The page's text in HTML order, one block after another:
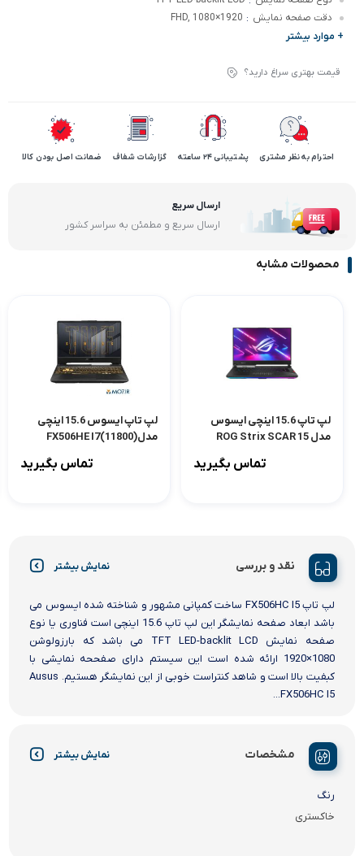
دقت صفحه نمایش :
FHD, 1080×1920
+ موارد بیشتر
قیمت بهتری سراغ دارید؟
احترام به نظر مشتری پشتیبانی 24 ساعته گزارشات شفاف ضمانت اصل بودن کالا
ارسال سریع
ارسال سریع و مطمئن به سراسر کشور
محصولات مشابه
لپ تاپ 15.6 اینچی ایسوس
مدل ROG Strix SCAR 15
تماس بگیرید
لپ تاپ ایسوس 15.6 اینچی
مدلFX506HE I7(11800)
تماس بگیرید
نقد و بررسی نمایش بیشتر
لپ تاپ FX506HC I5 ساخت کمپانی مشهور و شناخته شده ایسوس می
باشد ابعاد صفحه نمایشگر این لپ تاپ 15.6 اینچی است فناوری یا نوع
صفحه نمایش TFT LED-backlit LCD می باشد که بارزولوشن
1080×1920 ارائه شده است این سیستم دارای صفححه نمایشی با
کبفیت بالا است و شاهد کنتراست خوبی از این نمایشگر هستیم. Ausus
FX506HC I5...
مشخصات نمایش بیشتر
رنگ
خاکستری